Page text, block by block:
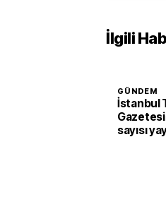
İlgili
GÜNDEM
İstanbul
sayısı